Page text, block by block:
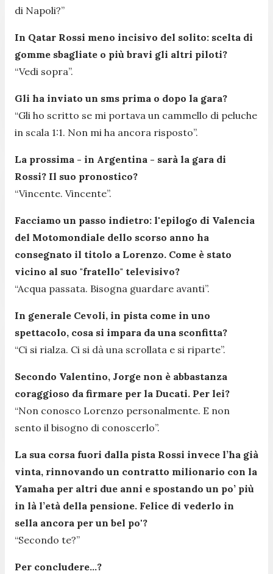
di Napoli?”
In Qatar Rossi meno incisivo del solito: scelta di
gomme sbagliate o più bravi gli altri piloti?
“Vedi sopra”.
Gli ha inviato un sms prima o dopo la gara?
“Gli ho scritto se mi portava un cammello di peluche
in scala 1:1. Non mi ha ancora risposto”.
La prossima - in Argentina - sarà la gara di
Rossi? Il suo pronostico?
“Vincente. Vincente”.
Facciamo un passo indietro: l'epilogo di Valencia
del Motomondiale dello scorso anno ha
consegnato il titolo a Lorenzo. Come è stato
vicino al suo "fratello" televisivo?
“Acqua passata. Bisogna guardare avanti”.
In generale Cevoli, in pista come in uno
spettacolo, cosa si impara da una sconfitta?
“Ci si rialza. Ci si dà una scrollata e si riparte”.
Secondo Valentino, Jorge non è abbastanza
coraggioso da firmare per la Ducati. Per lei?
“Non conosco Lorenzo personalmente. E non
sento il bisogno di conoscerlo”.
La sua corsa fuori dalla pista Rossi invece l’ha già
vinta, rinnovando un contratto milionario con la
Yamaha per altri due anni e spostando un po’ più
in là l’età della pensione. Felice di vederlo in
sella ancora per un bel po'?
“Secondo te?”
Per concludere…?